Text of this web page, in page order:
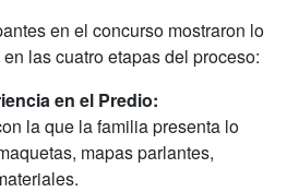
en el concurso mostraron lo
las cuatro etapas del proceso:
en el Predio:
la que la familia presenta lo
mapas parlantes,